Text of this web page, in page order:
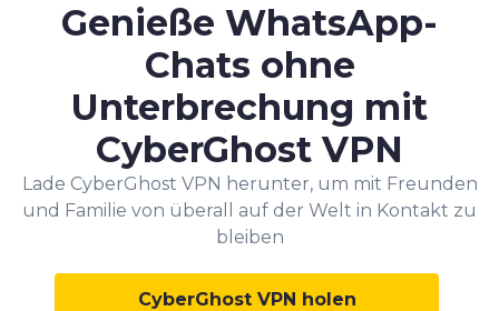
Genieße WhatsApp-
Chats ohne
Unterbrechung mit
CyberGhost VPN
Lade CyberGhost VPN herunter, um mit Freunden
und Familie von überall auf der Welt in Kontakt zu
bleiben
CyberGhost VPN holen